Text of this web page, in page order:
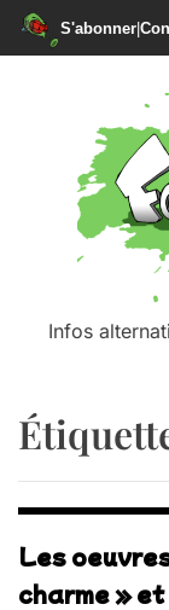
S'abonner|
Infos
Les
charme »